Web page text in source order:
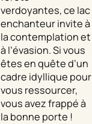
verdoyantes, ce lac
enchanteur invite à
la contemplation et
à l’évasion. Si vous
êtes en quête d’un
cadre idyllique pour
vous ressourcer,
vous avez frappé à
la bonne porte !